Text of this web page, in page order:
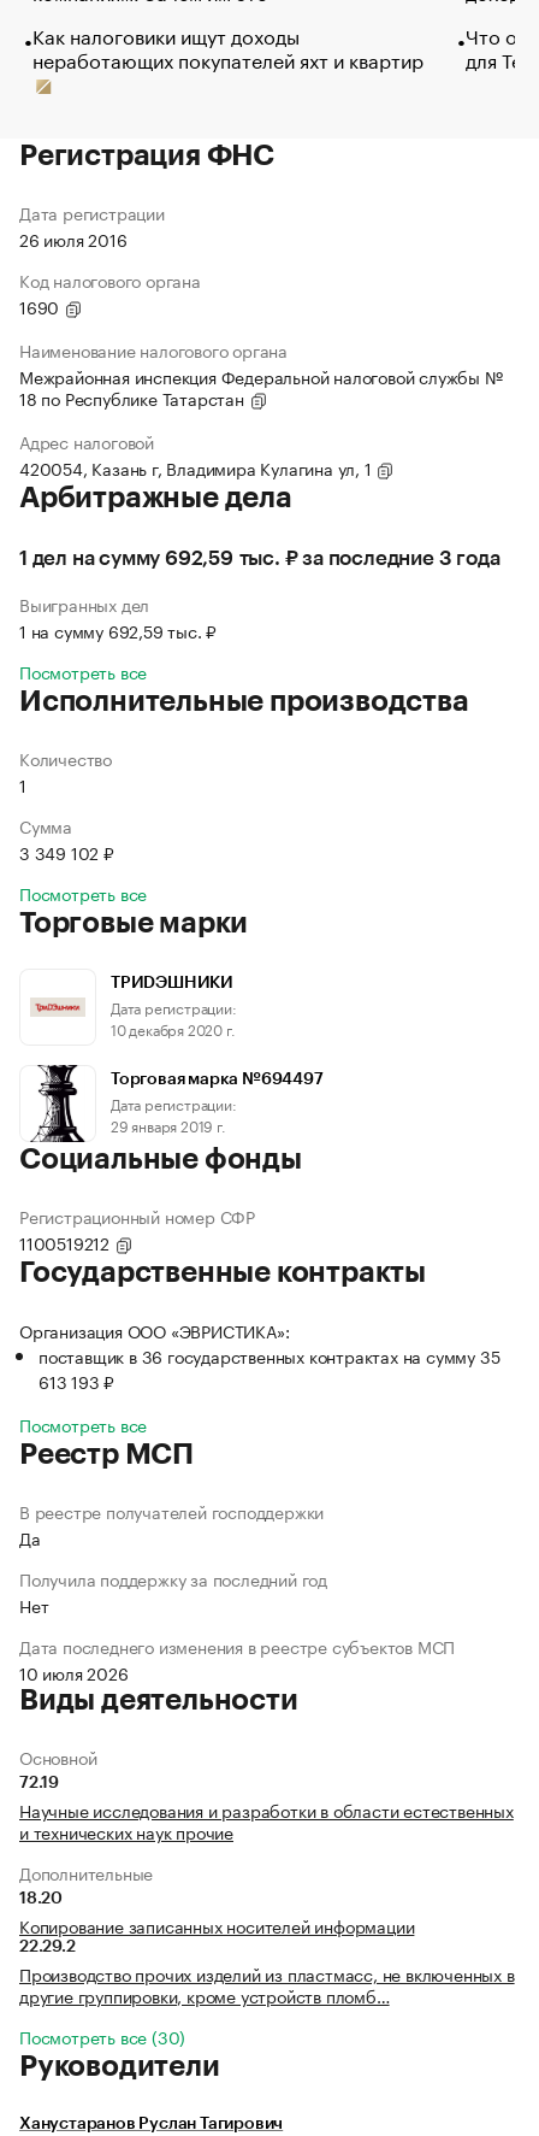
Как налоговики ищут доходы
неработающих покупателей яхт и квартир
Что
для
Регистрация ФНС
Дата регистрации
26 июля 2016
Код налогового органа
1690
Наименование налогового органа
Межрайонная инспекция Федеральной налоговой службы №
18 по Республике Татарстан
Адрес налоговой
420054, Казань г, Владимира Кулагина ул, 1
Арбитражные дела
1 дел на сумму 692,59 тыс. ₽ за последние 3 года
Выигранных дел
1 на сумму 692,59 тыс. ₽
Посмотреть все
Исполнительные производства
Количество
1
Сумма
3 349 102 ₽
Посмотреть все
Торговые марки
ТРИDЭШНИКИ
Дата регистрации:
10 декабря 2020 г.
Торговая марка №694497
Дата регистрации:
29 января 2019 г.
Социальные фонды
Регистрационный номер СФР
1100519212
Государственные контракты
Организация ООО «ЭВРИСТИКА»:
поставщик в 36 государственных контрактах на сумму 35
613 193 ₽
Посмотреть все
Реестр МСП
В реестре получателей господдержки
Да
Получила поддержку за последний год
Нет
Дата последнего изменения в реестре субъектов МСП
10 июля 2026
Виды деятельности
Основной
72.19
Научные исследования и разработки в области естественных
и технических наук прочие
Дополнительные
18.20
Копирование записанных носителей информации
22.29.2
Производство прочих изделий из пластмасс, не включенных в
другие группировки, кроме устройств пломб…
Посмотреть все (30)
Руководители
Ханустаранов Руслан Тагирович